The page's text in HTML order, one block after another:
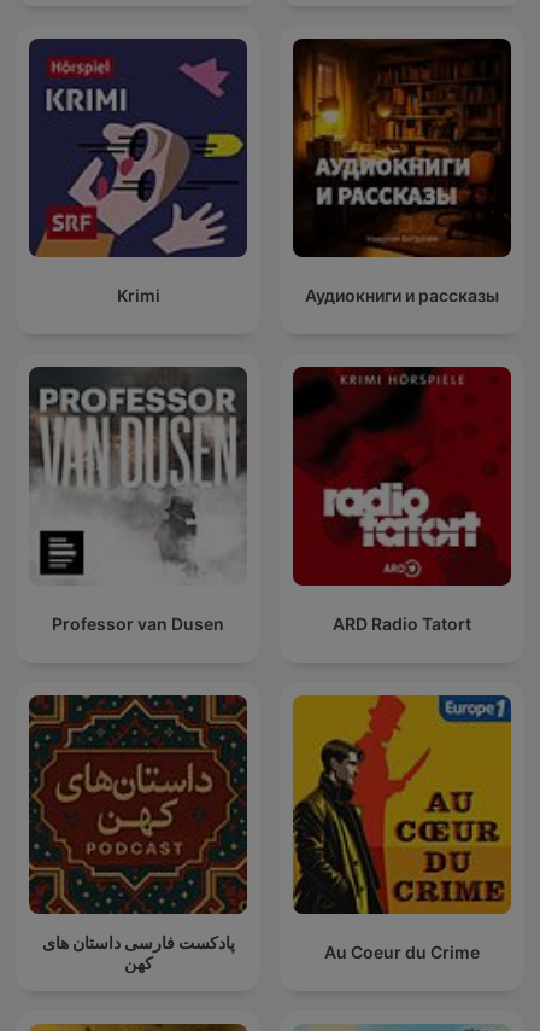
Krimi Аудиокниги и рассказы
Professor van Dusen ARD Radio Tatort
پادکست فارسی داستان های
کهن
Au Coeur du Crime